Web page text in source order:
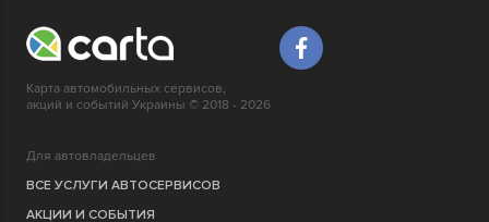
Карта автомобильных сервисов,
акций и событий Украины © 2018 - 2026
Для автовладельцев
ВСЕ УСЛУГИ АВТОСЕРВИСОВ
АКЦИИ И СОБЫТИЯ